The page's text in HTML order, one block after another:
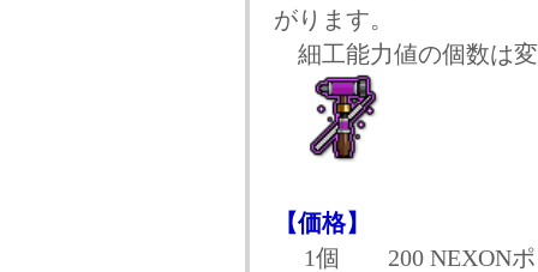
がります。
細工能力値の個数は
【価格】
1個 200 NEXONポ